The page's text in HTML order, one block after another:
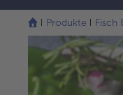
Produkte Fisch